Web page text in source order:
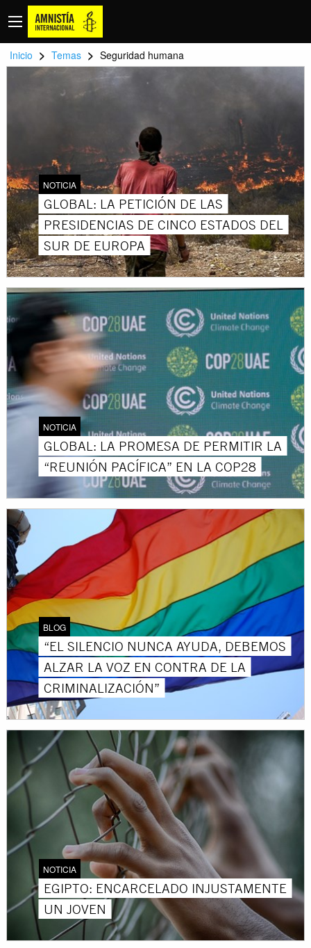
Inicio > Temas > Seguridad humana
NOTICIA
GLOBAL: LA PETICIÓN DE LAS
PRESIDENCIAS DE CINCO ESTADOS DEL
SUR DE EUROPA
NOTICIA
GLOBAL: LA PROMESA DE PERMITIR LA
“REUNIÓN PACÍFICA” EN LA COP28
BLOG
“EL SILENCIO NUNCA AYUDA, DEBEMOS
ALZAR LA VOZ EN CONTRA DE LA
CRIMINALIZACIÓN”
NOTICIA
EGIPTO: ENCARCELADO INJUSTAMENTE
UN JOVEN